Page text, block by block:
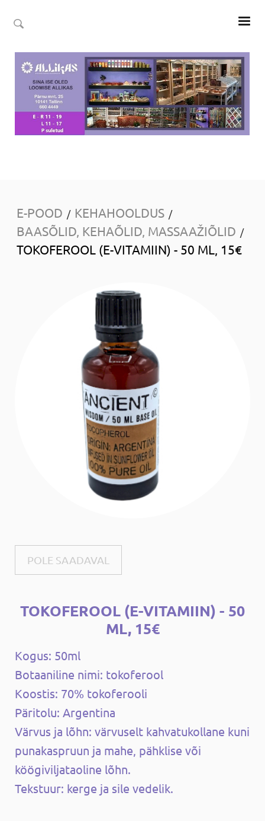
E-POOD / KEHAHOOLDUS /
BAASÕLID, KEHAÕLID, MASSAAŽIÕLID /
TOKOFEROOL (E-VITAMIIN) - 50 ML, 15€
POLE SAADAVAL
TOKOFEROOL (E-VITAMIIN) - 50
ML, 15€
Kogus: 50ml
Botaaniline nimi: tokoferool
Koostis: 70% tokoferooli
Päritolu: Argentina
Värvus ja lõhn: värvuselt kahvatukollane kuni
punakaspruun ja mahe, pähklise või
köögiviljataoline lõhn.
Tekstuur: kerge ja sile vedelik.